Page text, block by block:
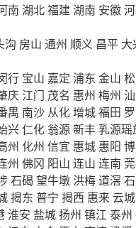
南 湖北福建湖南 安徽
沟 房山 通州 顺义 昌平 大
行 宝山 嘉定 浦东 金山
庆 江门 茂名 惠州 梅州
禺 南沙 从化增城福田
兴仁化 翁源新丰乳源瑶
州 化州 信宜 惠城 惠阳
州 佛冈 阳山 连山 连南
石碣 望牛墩 洪梅道滘
揭东 普宁 揭西 惠来 云城
淮安 盐城扬州 镇江 泰州